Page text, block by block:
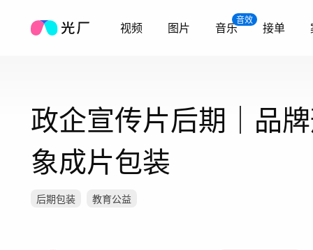
视频 图片
音效
音乐 接单
政企宣传片后期｜品
象成片包装
后期包装 教育公益